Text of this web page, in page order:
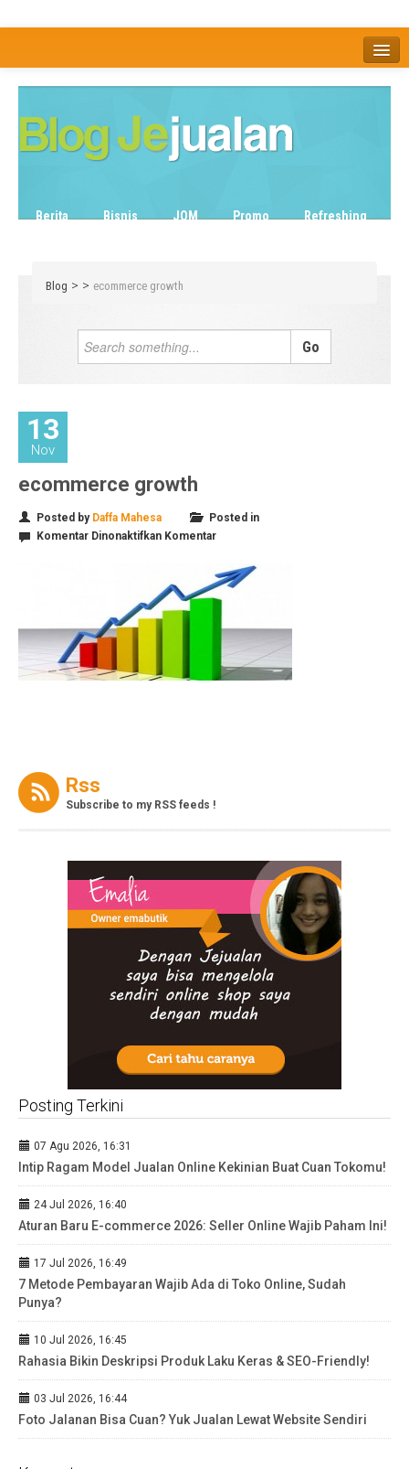
Tentang
Berita Bisnis JOM Promo
Refreshing
Blog > > ecommerce growth
13
Nov
ecommerce growth
Posted by Daffa Mahesa
Posted in
Komentar Dinonaktifkanpada
Komentar
Rss
Subscribe to my RSS feeds !
Posting Terkini
07 Agu 2026, 16:31
Intip Ragam Model Jualan Online Kekinian Buat Cuan Tokomu!
24 Jul 2026, 16:40
Aturan Baru E-commerce 2026: Seller Online Wajib Paham Ini!
17 Jul 2026, 16:49
7 Metode Pembayaran Wajib Ada di Toko Online, Sudah
Punya?
10 Jul 2026, 16:45
Rahasia Bikin Deskripsi Produk Laku Keras & SEO-Friendly!
03 Jul 2026, 16:44
Foto Jalanan Bisa Cuan? Yuk Jualan Lewat Website Sendiri